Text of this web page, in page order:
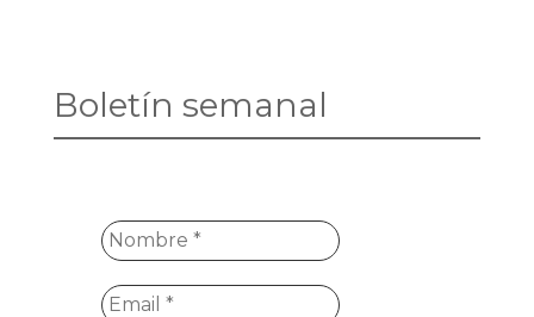
Boletín semanal